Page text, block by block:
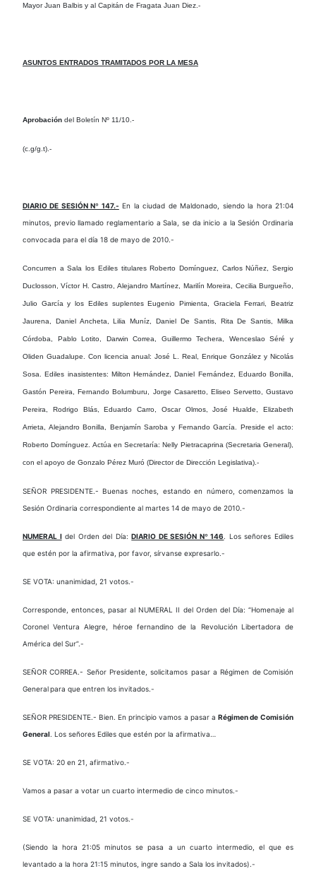
Mayor Juan Balbis y al Capitán de Fragata Juan Diez.-
ASUNTOS ENTRADOS TRAMITADOS POR LA MESA
Aprobación del Boletín Nº 11/10.-
(c.g/g.t).-
DIARIO DE SESIÓN Nº 147.- En la ciudad de Maldonado, siendo la hora 21:04
minutos, previo llamado reglamentario a Sala, se da inicio a la Sesión Ordinaria
convocada para el día 18 de mayo de 2010.-
Concurren a Sala los Ediles titulares Roberto Domínguez, Carlos Núñez, Sergio
Duclosson, Víctor H. Castro, Alejandro Martínez, Marilín Moreira, Cecilia Burgueño,
Julio García y los Ediles suplentes Eugenio Pimienta, Graciela Ferrari, Beatriz
Jaurena, Daniel Ancheta, Lilia Muníz, Daniel De Santis, Rita De Santis, Milka
Córdoba, Pablo Lotito, Darwin Correa, Guillermo Techera, Wenceslao Séré y
Oliden Guadalupe. Con licencia anual: José L. Real, Enrique González y Nicolás
Sosa.Ediles inasistentes: Milton Hernández, Daniel Fernández, Eduardo Bonilla,
Gastón Pereira, Fernando Bolumburu, Jorge Casaretto, Eliseo Servetto, Gustavo
Pereira, Rodrigo Blás, Eduardo Carro, Oscar Olmos, José Hualde, Elizabeth
Arrieta, Alejandro Bonilla, Benjamín Saroba y Fernando García. Preside el acto:
Roberto Domínguez. Actúa en Secretaría: Nelly Pietracaprina (Secretaria General),
con el apoyo de Gonzalo Pérez Muró (Director de Dirección Legislativa).-
SEÑOR PRESIDENTE.- Buenas noches, estando en número, comenzamos la
Sesión Ordinaria correspondiente al martes 14 de mayo de 2010.-
NUMERAL Idel Orden del Día:DIARIO DE SESIÓN Nº 146. Los señores Ediles
que estén por la afirmativa, por favor, sírvanse expresarlo.-
SE VOTA: unanimidad, 21 votos.-
Corresponde, entonces, pasar al NUMERAL II del Orden del Día: “Homenaje al
Coronel Ventura Alegre, héroe fernandino de la Revolución Libertadora de
América del Sur”.-
SEÑOR CORREA.- Señor Presidente, solicitamos pasar a Régimen de Comisión
Generalpara que entren los invitados.-
SEÑOR PRESIDENTE.- Bien. En principio vamos a pasar a Régimen de Comisión
General. Los señores Ediles que estén por la afirmativa…
SE VOTA: 20 en 21, afirmativo.-
Vamos a pasar a votar un cuarto intermedio de cinco minutos.-
SE VOTA: unanimidad, 21 votos.-
(Siendo la hora 21:05 minutos se pasa a un cuarto intermedio, el que es
levantado a la hora 21:15 minutos, ingre sando a Sala los invitados).-